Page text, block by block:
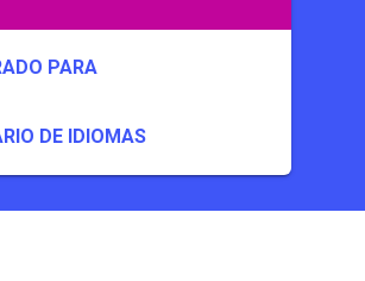
PARA
DE IDIOMAS